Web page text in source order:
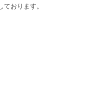
おります。